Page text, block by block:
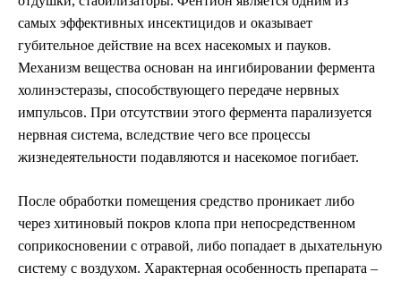
самых эффективных инсектицидов и оказывает
губительное действие на всех насекомых и пауков.
Механизм вещества основан на ингибировании фермента
холинэстеразы, способствующего передаче нервных
импульсов. При отсутствии этого фермента парализуется
нервная система, вследствие чего все процессы
жизнедеятельности подавляются и насекомое погибает.
После обработки помещения средство проникает либо
через хитиновый покров клопа при непосредственном
соприкосновении с отравой, либо попадает в дыхательную
систему с воздухом. Характерная особенность препарата –